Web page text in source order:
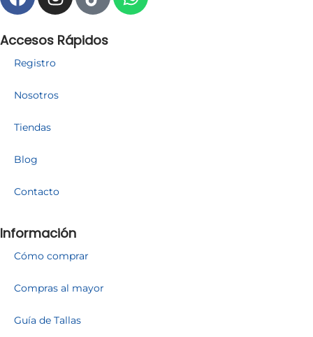
Accesos Rápidos
Registro
Nosotros
Tiendas
Blog
Contacto
Información
Cómo comprar
Compras al mayor
Guía de Tallas